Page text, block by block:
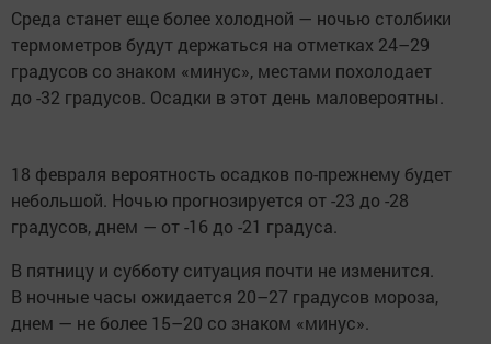
Среда станет еще более холодной — ночью столбики
термометров будут держаться на отметках 24–29
градусов со знаком «минус», местами похолодает
до -32 градусов. Осадки в этот день маловероятны.
18 февраля вероятность осадков по-прежнему будет
небольшой. Ночью прогнозируется от -23 до -28
градусов, днем — от -16 до -21 градуса.
В пятницу и субботу ситуация почти не изменится.
В ночные часы ожидается 20–27 градусов мороза,
днем — не более 15–20 со знаком «минус».